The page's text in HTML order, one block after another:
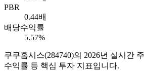
PBR
0.44배
배당수익률
5.57%
쿠쿠홈시스(284740)의 2026년 실시간
수익률 등 핵심 투자 지표입니다.